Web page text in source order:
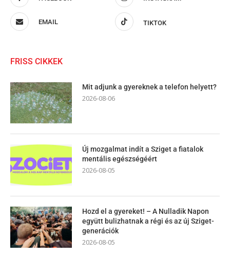
EMAIL TIKTOK
FRISS CIKKEK
Mit adjunk a gyereknek a telefon helyett?
2026-08-06
Új mozgalmat indít a Sziget a fiatalok
mentális egészségéért
2026-08-05
Hozd el a gyereket! – A Nulladik Napon
együtt bulizhatnak a régi és az új Sziget-
generációk
2026-08-05